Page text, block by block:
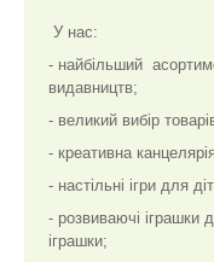
У нас:
- найбільший
видавництв;
- великий вибір
- креативна
- настільні ігри для
- розвиваючі іграшки
іграшки;